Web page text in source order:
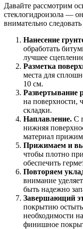
Давайте рассмотрим
стеклогидроизола —
внимательно
Нанесение
обработать
лучшее
Разметка
места для
10 см.
Развертывание
на поверхности,
складки.
Наплавление. С
нижняя
материал
Прижимаем и
чтобы плотно
обеспечить
Повторяем
внимание
быть надежно
Завершающий
покрытию
необходимости
финишное